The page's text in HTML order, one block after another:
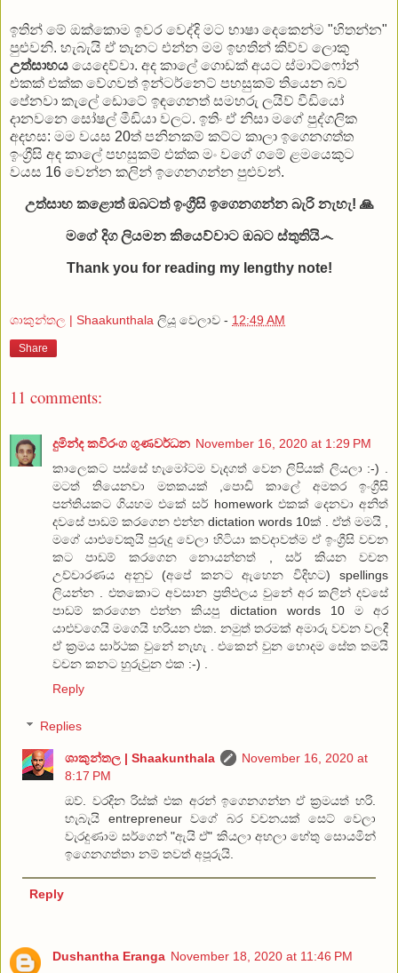
ඉතින් මේ ඔක්කොම ඉවර වෙද්දි මට භාෂා දෙකෙන්ම "හිතන්න"
පුළුවනි. හැබැයි ඒ තැනට එන්න මම ඉහතින් කිව්ව ලොකු
උත්සාහය යෙදෙව්වා. අද කාලේ ගොඩක් අයට ස්මාට්ෆෝන්
එකක් එක්ක වේගවත් ඉන්ටර්නෙට් පහසුකම් තියෙන බව
පේනවා කැලේ ඩොටේ ඉඳගෙනත් සමහරු ලයිව් වීඩියෝ
දානවනෙ සෝෂල් මීඩියා වලට. ඉතිං ඒ නිසා මගේ පුද්ගලික
අදහස: මම වයස 20ත් පනිනකම් කට්ට කාලා ඉගෙනගත්ත
ඉංග්‍රීසි අද කාලේ පහසුකම් එක්ක මං වගේ ගමේ ළමයෙකුට
වයස 16 වෙන්න කලින් ඉගෙනගන්න පුළුවන්.
උත්සාහ කළොත් ඔබටත් ඉංග්‍රීසි ඉගෙනගන්න බැරි නැහැ! 🙏
මගේ දිග ලියමන කියෙව්වාට ඔබට ස්තුතියි෴
Thank you for reading my lengthy note!
ශාකුන්තල | Shaakunthala ලියූ වෙලාව - 12:49 AM
Share
11 comments:
දුමින්ද කවිරංග ගුණවර්ධන November 16, 2020 at 1:29 PM
කාලෙකට පස්සේ හැමෝටම වැදගත් වෙන ලිපියක් ලියලා :-) .
මටත් තියෙනවා මතකයක් ,පොඩි කාලේ අමතර ඉංග්‍රීසි
පන්තියකට ගියහම එකේ සර් homework එකක් දෙනවා අනිත්
දවසේ පාඩම් කරගෙන එන්න dictation words 10ක් . ඒත් මමයි ,
මගේ යාළුවෙකුයි පුරුදු වෙලා හිටියා කවදාවත්ම ඒ ඉංග්‍රීසි වචන
කට පාඩම් කරගෙන නොයන්නත් , සර් කියන වචන
උච්චාරණය අනුව (අපේ කනට ඇහෙන විදිහට) spellings
ලියන්න . එතකොට අවසාන ප්‍රතිඵලය වුනේ අර කලින් දවසේ
පාඩම් කරගෙන එන්න කියපු dictation words 10 ම අර
යාළුවගෙයි මගෙයි හරියන එක. නමුත් තරමක් අමාරු වචන වලදී
ඒ ක්‍රමය සාර්ථක වුනේ නැහැ . එකෙන් වුන හොදම සේත තමයි
වචන කනට හුරුවුන එක :-) .
Reply
Replies
ශාකුන්තල | Shaakunthala
November 16, 2020 at
8:17 PM
ඔව්. වරදින රිස්ක් එක අරන් ඉගෙනගන්න ඒ ක්‍රමයත් හරි.
හැබැයි entrepreneur වගේ බර වචනයක් සෙට් වෙලා
වැරදුණාම සර්ගෙන් "ඇයි ඒ" කියලා අහලා හේතු සොයමින්
ඉගෙනගත්තා නම් තවත් අපූරුයි.
Reply
Dushantha Eranga November 18, 2020 at 11:46 PM